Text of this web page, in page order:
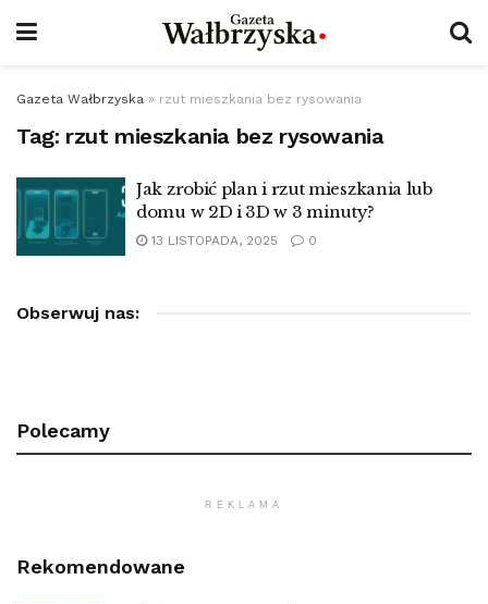
Gazeta Wałbrzyska » rzut mieszkania bez rysowania
Tag: rzut mieszkania bez rysowania
Jak zrobić plan i rzut mieszkania lub
domu w 2D i 3D w 3 minuty?
13 LISTOPADA, 2025 0
Obserwuj nas:
Polecamy
REKLAMA
Rekomendowane